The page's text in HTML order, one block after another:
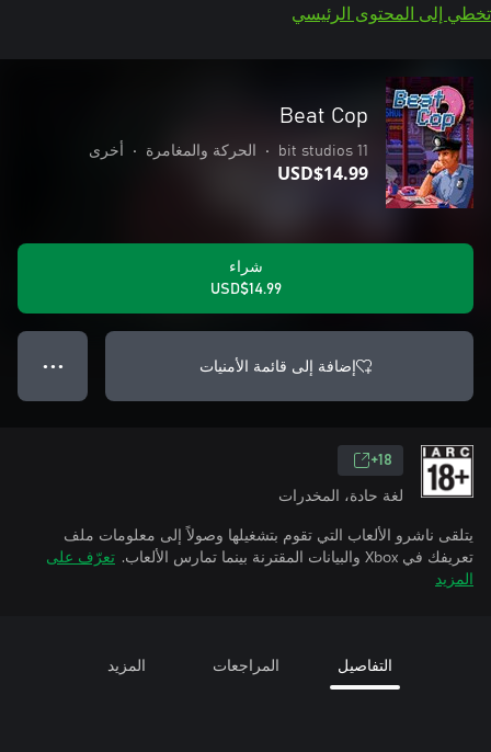
تخطي إلى المحتوى الرئيسي
Beat Cop
11 bit studios
• الحركة والمغامرة • أخرى
USD$14.99
شراء
USD$14.99
إضافة إلى قائمة الأمنيات ● ● ●
18+
لغة حادة، المخدرات
يتلقى ناشرو الألعاب التي تقوم بتشغيلها وصولاً إلى معلومات ملف
تعريفك في Xbox والبيانات المقترنة بينما تمارس الألعاب.
تعرّف على
المزيد
التفاصيل المراجعات المزيد